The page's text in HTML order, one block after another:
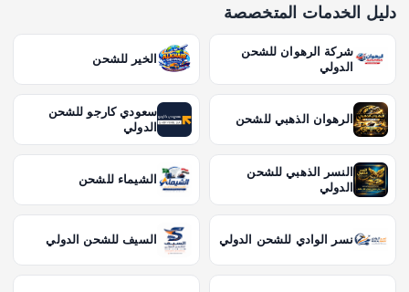
دليل الخدمات المتخصصة
شركة الرهوان للشحن
الدولي
الخير للشحن
الرهوان الذهبي للشحن
سعودي كارجو للشحن
الدولي
النسر الذهبي للشحن
الدولي
الشيماء للشحن
نسر الوادي للشحن الدولي السيف للشحن الدولي